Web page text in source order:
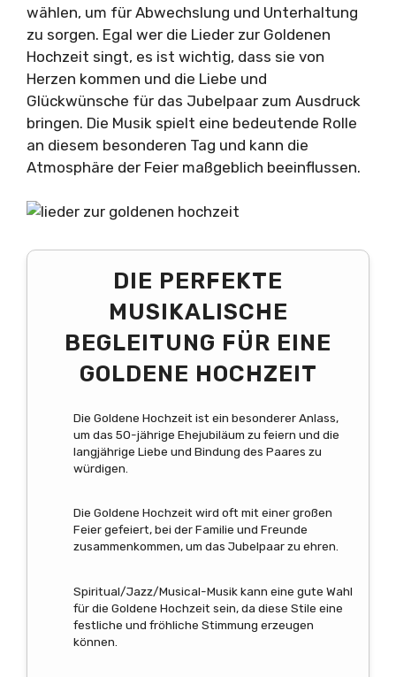
wählen, um für Abwechslung und Unterhaltung
zu sorgen. Egal wer die Lieder zur Goldenen
Hochzeit singt, es ist wichtig, dass sie von
Herzen kommen und die Liebe und
Glückwünsche für das Jubelpaar zum Ausdruck
bringen. Die Musik spielt eine bedeutende Rolle
an diesem besonderen Tag und kann die
Atmosphäre der Feier maßgeblich beeinflussen.
DIE PERFEKTE
MUSIKALISCHE
BEGLEITUNG FÜR EINE
GOLDENE HOCHZEIT
Die Goldene Hochzeit ist ein besonderer Anlass,
um das 50-jährige Ehejubiläum zu feiern und die
langjährige Liebe und Bindung des Paares zu
würdigen.
Die Goldene Hochzeit wird oft mit einer großen
Feier gefeiert, bei der Familie und Freunde
zusammenkommen, um das Jubelpaar zu ehren.
Spiritual/Jazz/Musical-Musik kann eine gute Wahl
für die Goldene Hochzeit sein, da diese Stile eine
festliche und fröhliche Stimmung erzeugen
können.